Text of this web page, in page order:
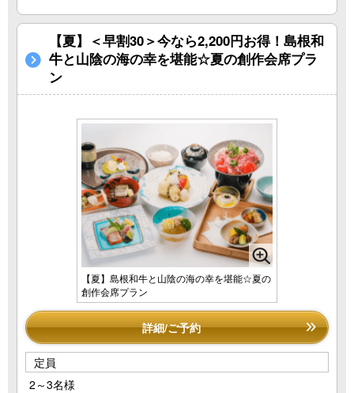
【夏】＜早割30＞今なら2,200円お得！島根和
牛と山陰の海の幸を堪能☆夏の創作会席プラ
ン
【夏】島根和牛と山陰の海の幸を堪能☆夏の
創作会席プラン
詳細/ご予約
定員
2～3名様